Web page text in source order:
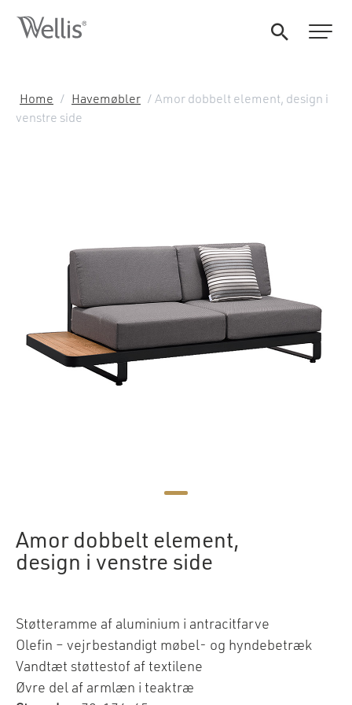
Home / Havemøbler / Amor dobbelt element, design i
venstre side
Amor dobbelt element,
design i venstre side
Støtteramme af aluminium i antracitfarve
Olefin – vejrbestandigt møbel- og hyndebetræk
Vandtæt støttestof af textilene
Øvre del af armlæn i teaktræ